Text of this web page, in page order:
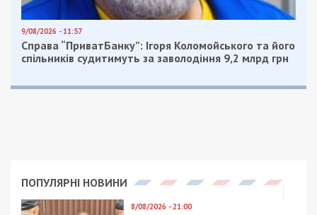
9/08/2026 - 11:57
Справа “ПриватБанку”: Ігоря Коломойського та його
спільників судитимуть за заволодіння 9,2 млрд грн
ПОПУЛЯРНІ НОВИНИ
8/08/2026 - 21:00